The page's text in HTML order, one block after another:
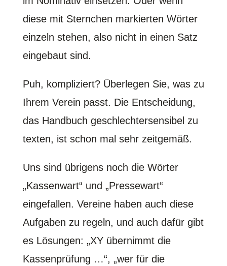
diese mit Sternchen markierten Wörter
einzeln stehen, also nicht in einen Satz
eingebaut sind.
Puh, kompliziert? Überlegen Sie, was zu
Ihrem Verein passt. Die Entscheidung,
das Handbuch geschlechtersensibel zu
texten, ist schon mal sehr zeitgemäß.
Uns sind übrigens noch die Wörter
„Kassenwart“ und „Pressewart“
eingefallen. Vereine haben auch diese
Aufgaben zu regeln, und auch dafür gibt
es Lösungen: „XY übernimmt die
Kassenprüfung …“, „wer für die